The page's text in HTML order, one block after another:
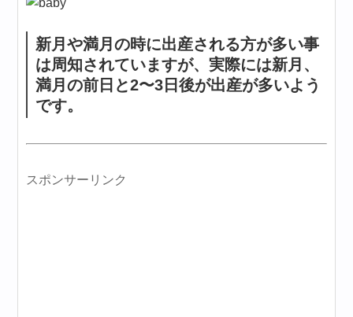
新月や満月の時に出産される方が多い事
は周知されていますが、実際には新月、
満月の前日と2〜3日後が出産が多いよう
です。
スポンサーリンク